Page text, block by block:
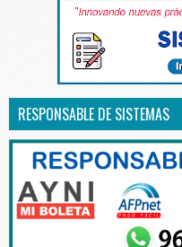
RESPONSABLE DE SISTEMAS